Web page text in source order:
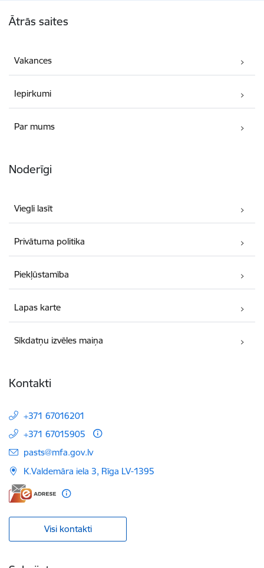
Ātrās saites
Vakances
Iepirkumi
Par mums
Noderīgi
Viegli lasīt
Privātuma politika
Piekļūstamība
Lapas karte
Sīkdatņu izvēles maiņa
Kontakti
+371 67016201
+371 67015905
E-pasts:
pasts@mfa.gov.lv
K.Valdemāra iela 3, Rīga LV-1395
Visi kontakti